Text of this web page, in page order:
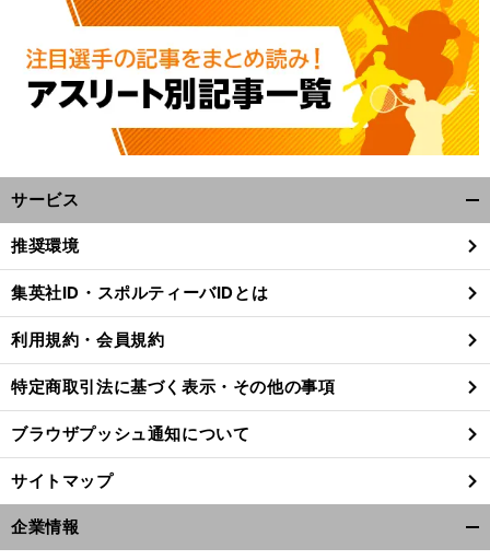
サービス
閉
る
推奨環境
集英社ID・スポルティーバIDとは
利用規約・会員規約
特定商取引法に基づく表示・その他の事項
ブラウザプッシュ通知について
サイトマップ
企業情報